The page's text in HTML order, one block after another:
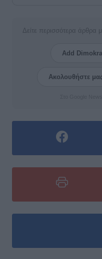
Δείτε περισσότερα άρθρα
Add
Ακολουθήστε